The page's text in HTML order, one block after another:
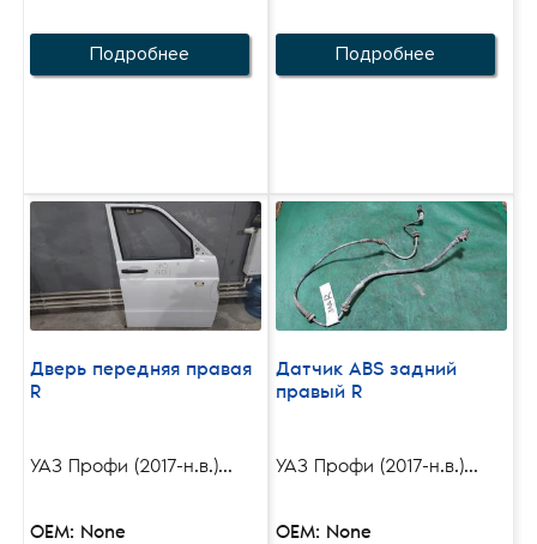
Подробнее Подробнее
Дверь передняя правая
R
УАЗ Профи (2017-н.в.)...
OEM: None
Датчик ABS задний
правый R
УАЗ Профи (2017-н.в.)...
OEM: None